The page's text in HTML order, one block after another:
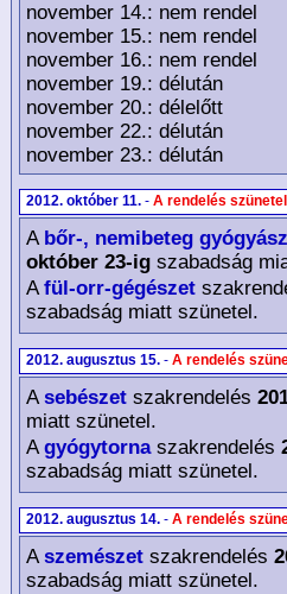
november 14.: nem rendel
november 15.: nem rendel
november 16.: nem rendel
november 19.: délután
november 20.: délelőtt
november 22.: délután
november 23.: délután
2012. október 11. - A rendelés
A bőr-, nemibeteg
október 23-ig szabadság
Afül-orr-gégészet
szabadság miatt szünetel.
2012. augusztus 15. - A rendelés
Asebészet szakrendelés
miatt szünetel.
Agyógytornaszakrendelés
szabadság miatt szünetel.
2012. augusztus 14. - A rendelés
Aszemészet szakrendelés
szabadság miatt szünetel.